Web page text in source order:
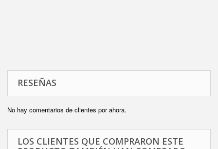
RESEÑAS
No hay comentarios de clientes por ahora.
LOS CLIENTES QUE COMPRARON ESTE